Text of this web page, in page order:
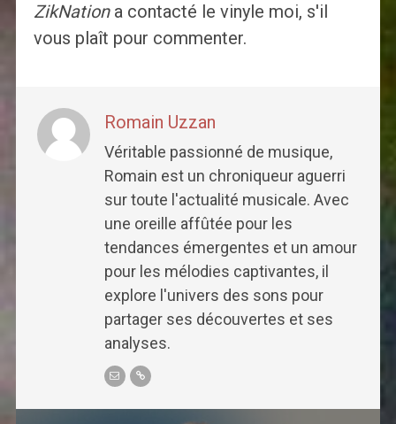
ZikNationa contacté le vinyle moi, s'il
vous plaît pour commenter.
Romain Uzzan
Véritable passionné de musique,
Romain est un chroniqueur aguerri
sur toute l'actualité musicale. Avec
une oreille affûtée pour les
tendances émergentes et un amour
pour les mélodies captivantes, il
explore l'univers des sons pour
partager ses découvertes et ses
analyses.